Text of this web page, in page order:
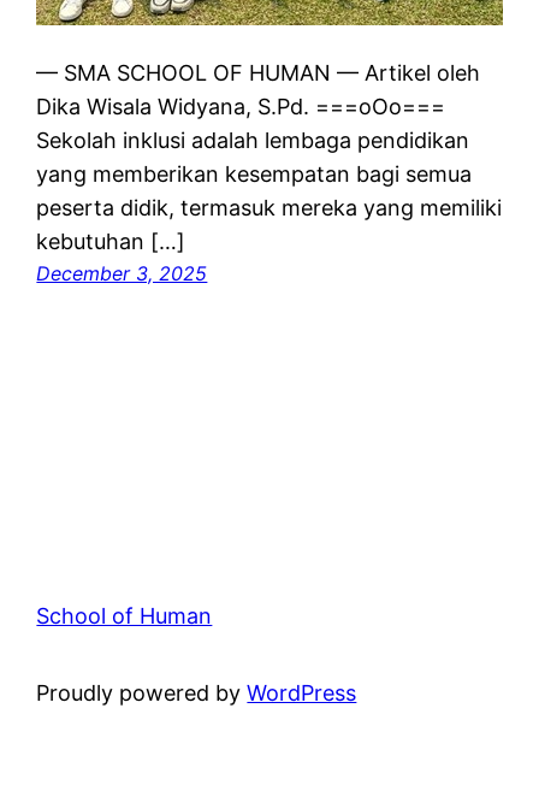
— SMA SCHOOL OF HUMAN — Artikel oleh
Dika Wisala Widyana, S.Pd. ===oOo===
Sekolah inklusi adalah lembaga pendidikan
yang memberikan kesempatan bagi semua
peserta didik, termasuk mereka yang memiliki
kebutuhan […]
December 3, 2025
School of Human
Proudly powered byWordPress